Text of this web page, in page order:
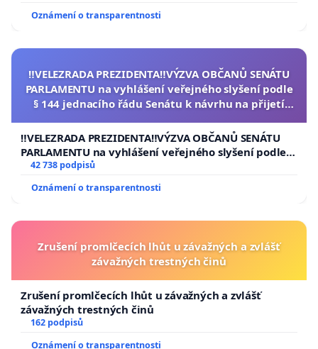
Oznámení o transparentnosti
‼️VELEZRADA PREZIDENTA‼️VÝZVA OBČANŮ SENÁTU
PARLAMENTU na vyhlášení veřejného slyšení podle
§ 144 jednacího řádu Senátu k návrhu na přijetí
republiky
‼️VELEZRADA PREZIDENTA‼️VÝZVA OBČANŮ SENÁTU
PARLAMENTU na vyhlášení veřejného slyšení podle §
144 jednacího řádu Senátu k návrhu na přijetí
usnesení k podání ústavní žaloby na prezidenta
republiky
42 738 podpisů
Oznámení o transparentnosti
Zrušení promlčecích lhůt u závažných a zvlášť
závažných trestných činů
Zrušení promlčecích lhůt u závažných a zvlášť
závažných trestných činů
162 podpisů
Oznámení o transparentnosti